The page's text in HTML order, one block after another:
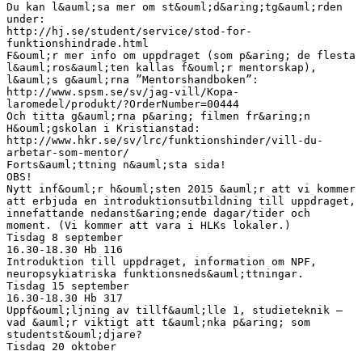
Du kan l&auml;sa mer om st&ouml;d&aring;tg&auml;rden
under:
http://hj.se/student/service/stod-for-
funktionshindrade.html
F&ouml;r mer info om uppdraget (som p&aring; de flesta
l&auml;ros&auml;ten kallas f&ouml;r mentorskap),
l&auml;s g&auml;rna ”Mentorshandboken”:
http://www.spsm.se/sv/jag-vill/Kopa-
laromedel/produkt/?OrderNumber=00444
Och titta g&auml;rna p&aring; filmen fr&aring;n
H&ouml;gskolan i Kristianstad:
http://www.hkr.se/sv/lrc/funktionshinder/vill-du-
arbetar-som-mentor/
Forts&auml;ttning n&auml;sta sida!
OBS!
Nytt inf&ouml;r h&ouml;sten 2015 &auml;r att vi kommer
att erbjuda en introduktionsutbildning till uppdraget,
innefattande nedanst&aring;ende dagar/tider och
moment. (Vi kommer att vara i HLKs lokaler.)
Tisdag 8 september
16.30-18.30 Hb 116
Introduktion till uppdraget, information om NPF,
neuropsykiatriska funktionsneds&auml;ttningar.
Tisdag 15 september
16.30-18.30 Hb 317
Uppf&ouml;ljning av tillf&auml;lle 1, studieteknik –
vad &auml;r viktigt att t&auml;nka p&aring; som
studentst&ouml;djare?
Tisdag 20 oktober